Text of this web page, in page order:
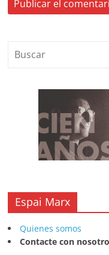
Espai Marx
Quienes somos
Contacte con